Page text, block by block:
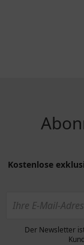
Kostenlose
Der Newsletter